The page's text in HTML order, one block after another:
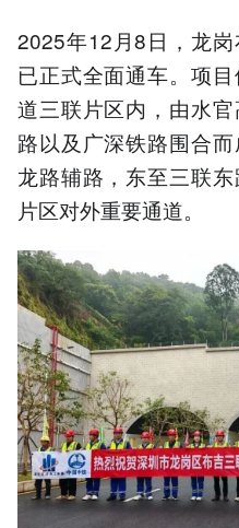
2025年12月8日，龙
已正式全面通车。项
道三联片区内，由水
路以及广深铁路围合
龙路辅路，东至三联
片区对外重要通道。